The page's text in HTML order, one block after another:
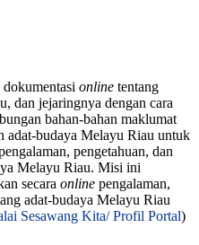
online tentang
dan jejaringnya dengan cara
bahan-bahan maklumat
adat-budaya Melayu Riau untuk
pengetahuan, dan
Melayu Riau. Misi ini
secara online pengalaman,
adat-budaya Melayu Riau
Sesawang Kita/ Profil Portal)